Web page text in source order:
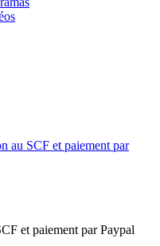
au SCF et paiement par
et paiement par Paypal